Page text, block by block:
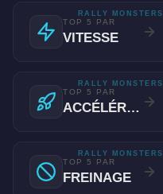
TOP 5 PAR
VITESSE
RALLY MONSTERS
TOP 5 PAR
ACCÉLÉRATION
RALLY MONSTERS
TOP 5 PAR
FREINAGE
RALLY MONSTERS